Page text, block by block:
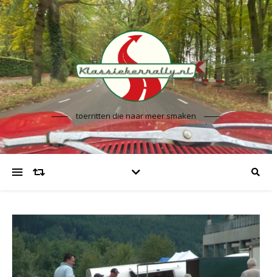
toerritten die naar meer smaken